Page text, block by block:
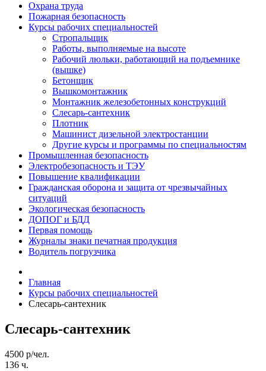
Охрана труда
Пожарная безопасность
Курсы рабочих специальностей
Стропальщик
Работы, выполняемые на высоте
Рабочий люльки, работающий на подъемнике
(вышке)
Бетонщик
Вышкомонтажник
Монтажник железобетонных конструкций
Слесарь-сантехник
Плотник
Машинист дизельной электростанции
Другие курсы и программы по специальностям
Промышленная безопасность
Электробезопасность и ТЭУ
Повышение квалификации
Гражданская оборона и защита от чрезвычайных
ситуаций
Экологическая безопасность
ДОПОГ и БДД
Первая помощь
Журналы знаки печатная продукция
Водитель погрузчика
Главная
Курсы рабочих специальностей
Слесарь-сантехник
Слесарь-сантехник
4500 р/чел.
136 ч.